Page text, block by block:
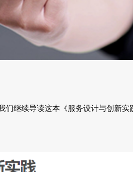
们继续导读这本《服务设计与创新